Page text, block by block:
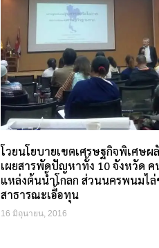
โวยนโยบายเขตเศรษฐกิจพิเศษ
เผยสารพัดปัญหาทั้ง 10 จังหวัด
แหล่งต้นน้ำโกลก ส่วนนครพนมไ
สาธารณะเอื้อทุน
16 มิถุนายน, 2016